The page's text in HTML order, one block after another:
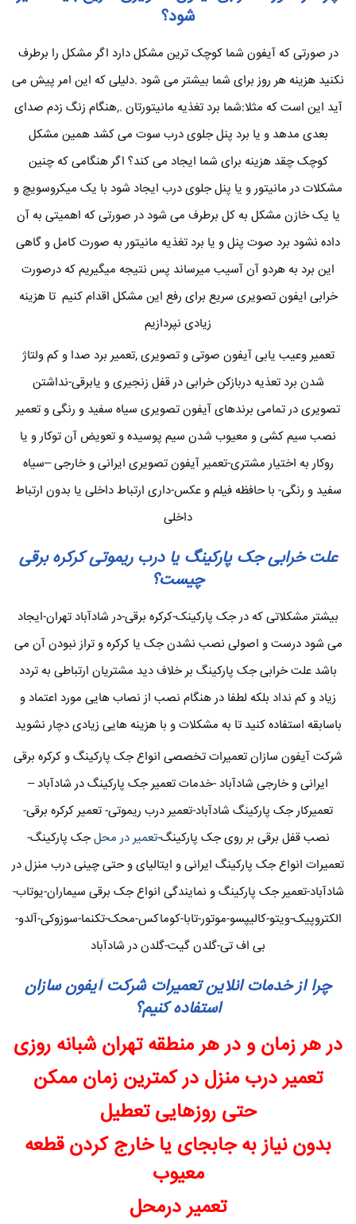
شود؟
در صورتی که آیفون شما کوچک ترین مشکل دارد اگر مشکل را برطرف
نکنید هزینه هر روز برای شما بیشتر می شود .دلیلی که این امر پیش می
آید این است که مثلا:شما برد تغذیه مانیتورتان .,هنگام زنگ زدم صدای
بعدی مدهد و یا برد پنل جلوی درب سوت می کشد همین مشکل
کوچک چقد هزینه برای شما ایجاد می کند؟ اگر هنگامی که چنین
مشکلات در مانیتور و یا پنل جلوی درب ایجاد شود با یک میکروسویچ و
یا یک خازن مشکل به کل برطرف می شود در صورتی که اهمیتی به آن
داده نشود برد صوت پنل و یا برد تغذیه مانیتور به صورت کامل و گاهی
این برد به هردو آن آسیب میرساند پس نتیجه میگیریم که درصورت
خرابی ایفون تصویری سریع برای رفع این مشکل اقدام کنیم تا هزینه
زیادی نپردازیم
تعمیر وعیب یابی آیفون صوتی و تصویری ,تعمیر برد صدا و کم ولتاژ
شدن برد تعذیه دربازکن خرابی در قفل زنجیری و یابرقی-نداشتن
تصویری در تمامی برندهای آیفون تصویری سیاه سفید و رنگی و تعمیر
نصب سیم کشی و معیوب شدن سیم پوسیده و تعویض آن توکار و یا
روکار به اختیار مشتری-تعمیر آیفون تصویری ایرانی و خارجی –سیاه
سفید و رنگی- با حافظه فیلم و عکس-داری ارتباط داخلی یا بدون ارتباط
داخلی
علت خرابی جک پارکینگ یا درب ریموتی کرکره برقی
چیست؟
بیشتر مشکلاتی که در جک پارکینک-کرکره برقی-در شادآباد تهران-ایجاد
می شود درست و اصولی نصب نشدن جک یا کرکره و تراز نبودن آن می
باشد علت خرابی جک پارکینگ بر خلاف دید مشتریان ارتباطی به تردد
زیاد و کم نداد بلکه لطفا در هنگام نصب از نصاب هایی مورد اعتماد و
باسابقه استفاده کنید تا به مشکلات و با هزینه هایی زیادی دچار نشوید
شرکت آیفون سازان تعمیرات تخصصی انواع جک پارکینگ و کرکره برقی
ایرانی و خارجی شادآباد -خدمات تعمیر جک پارکینگ در شادآباد –
تعمیرکار جک پارکینگ شادآباد-تعمیر درب ریموتی- تعمیر کرکره برقی-
نصب قفل برقی بر روی جک پارکینگ-تعمیر در محلجک پارکینگ-
تعمیرات انواع جک پارکینگ ایرانی و ایتالیای و حتی چینی درب منزل در
شادآباد-تعمیر جک پارکینگ و نمایندگی انواع جک برقی سیماران-یوتاب-
الکتروپیک-ویتو-کالیپسو-موتور-تابا-کوماکس-محک-تکنما-سوزوکی-آلدو-
بی اف تی-گلدن گیت-گلدن در شادآباد
چرا از خدمات انلاین تعمیرات شرکت آیفون سازان
استفاده کنیم؟
در هر زمان و در هر منطقه تهران شبانه روزی
تعمیر درب منزل در کمترین زمان ممکن
حتی روزهایی تعطیل
بدون نیاز به جابجای یا خارج کردن قطعه
معیوب
تعمیر درمحل